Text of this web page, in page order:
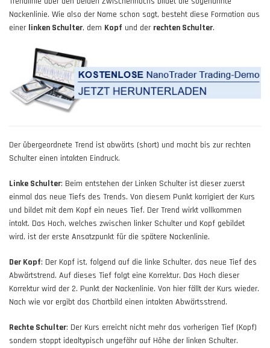
Nackenlinie. Wie also der Name schon sagt, besteht diese Formation aus
einer linken Schulter, dem Kopf und der rechten Schulter.
Der übergeordnete Trend ist abwärts (short) und macht bis zur rechten
Schulter einen intakten Eindruck.
Linke Schulter: Beim entstehen der Linken Schulter ist dieser zuerst
einmal das neue Tiefs des Trends. Von diesem Punkt korrigiert der Kurs
und bildet mit dem Kopf ein neues Tief. Der Trend wirkt vollkommen
intakt. Das Hoch, welches zwischen linker Schulter und Kopf gebildet
wird, ist der erste Ansatzpunkt für die spätere Nackenlinie.
Der Kopf: Der Kopf ist, folgend auf die linke Schulter, das neue Tief des
Abwärtstrend. Auf dieses Tief folgt eine Korrektur. Das Hoch dieser
Korrektur wird der 2. Punkt der Nackenlinie. Von hier fällt der Kurs wieder.
Nach wie vor ergibt das Chartbild einen intakten Abwärtsstrend.
Rechte Schulter: Der Kurs erreicht nicht mehr das vorherigen Tief (Kopf)
sondern stoppt idealtypisch ungefähr auf Höhe der linken Schulter.